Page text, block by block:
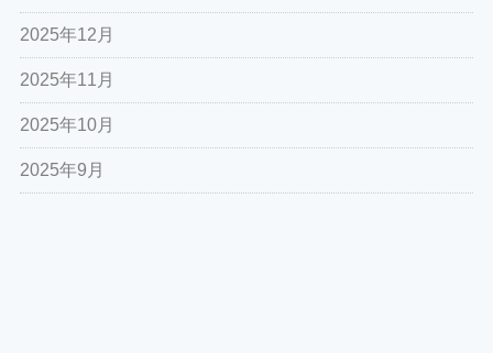
2025年12月
2025年11月
2025年10月
2025年9月